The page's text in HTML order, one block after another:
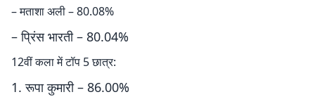
– मताशा अली – 80.08%
– प्रिंस भारती – 80.04%
12वीं कला में टॉप 5 छात्र:
1. रूपा कुमारी – 86.00%